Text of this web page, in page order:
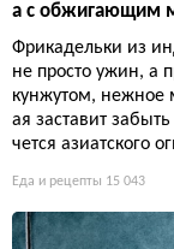
а с обжигающим
Фрикадельки из
не просто ужин, а
кунжутом, нежное
ая заставит
чется азиатского
Еда и рецепты 15 043